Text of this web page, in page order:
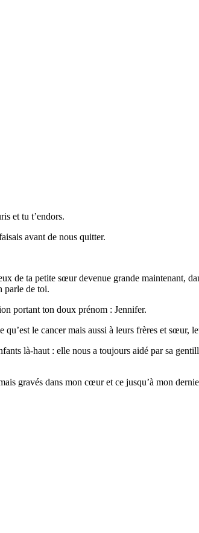
et tu t’endors.
avant de nous quitter.
de ta petite sœur devenue grande maintenant,
parle de toi.
portant ton doux prénom : Jennifer.
le cancer mais aussi à leurs frères et sœur,
là-haut : elle nous a toujours aidé par sa
gravés dans mon cœur et ce jusqu’à mon